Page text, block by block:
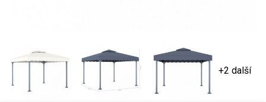
+2 další